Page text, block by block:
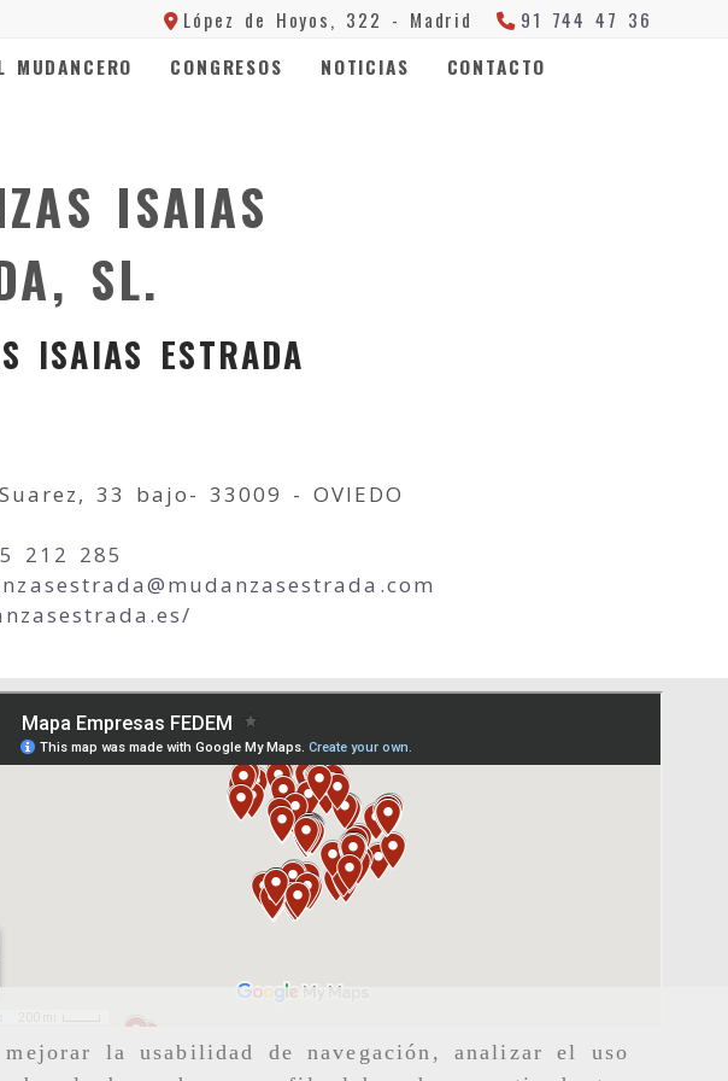
la usabilidad de navegación, analizar el uso
López de Hoyos, 322 - Madrid
91 744 47 36
MUDANCERO CONGRESOS NOTICIAS
CONTACTO
ISAIAS
SL.
ISAIAS ESTRADA
33 bajo- 33009 - OVIEDO
212 285
mudanzasestrada.com